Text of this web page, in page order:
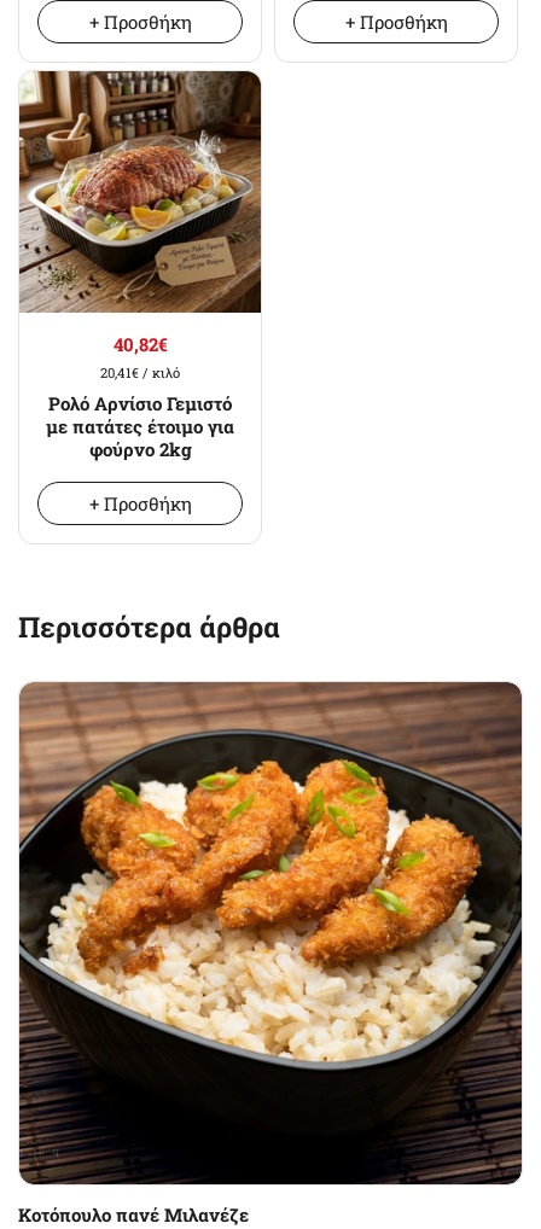
+ Προσθήκη + Προσθήκη
40,82€
20,41€ / κιλό
Ρολό Αρνίσιο Γεμιστό
με πατάτες έτοιμο για
φούρνο 2kg
+ Προσθήκη
Περισσότερα άρθρα
Κοτόπουλο πανέ Μιλανέζε